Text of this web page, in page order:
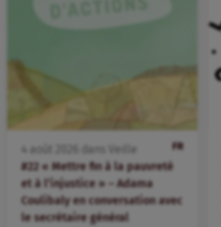
FR
4 août dans
Veille
#22 « Mettre fin à la pauvreté
et à l’injustice » – Adama
Coulibaly en conversation avec
le secrétaire général